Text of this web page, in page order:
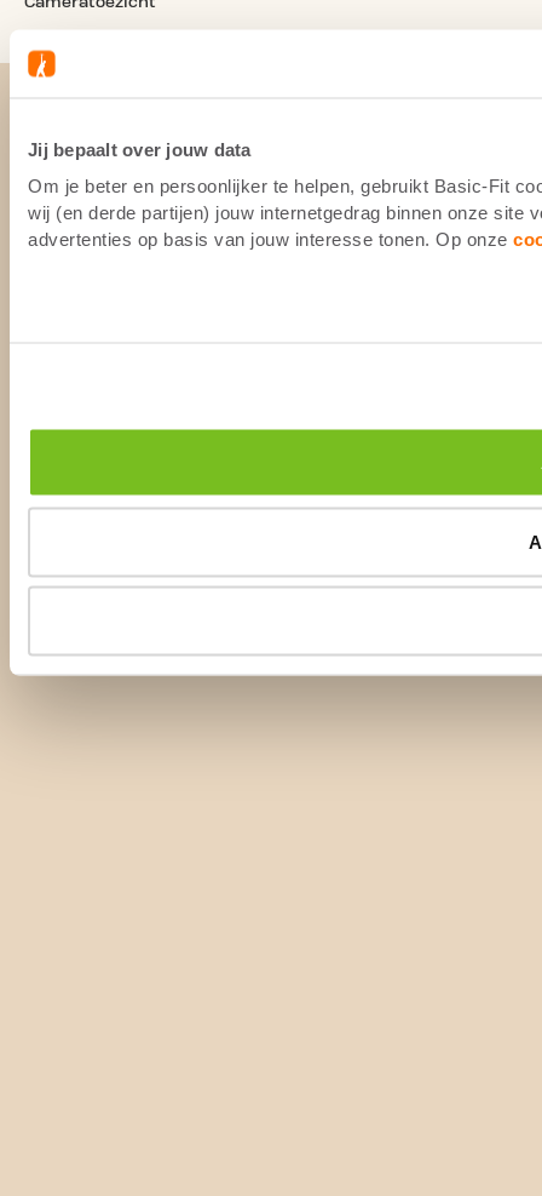
Jij bepaalt over jouw data
Om je beter en persoonlijker te helpen, gebruikt Basic-Fit
wij (en derde partijen) jouw internetgedrag binnen onze site
advertenties op basis van jouw interesse tonen. Op onze